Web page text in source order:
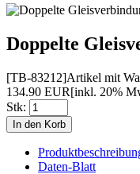
Doppelte
[TB-83212]Artikel mit
134.90 EUR[inkl. 20%
Stk:
Daten-Blatt